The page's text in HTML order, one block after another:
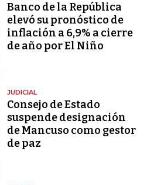
Banco de la República
elevó su pronóstico de
inflación a 6,9% a cierre
de año por El Niño
JUDICIAL
Consejo de Estado
suspende designación
de Mancuso como gestor
de paz